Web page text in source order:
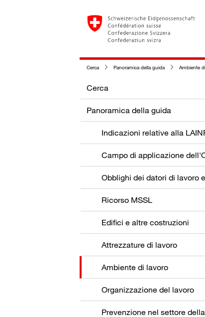
Cerca Panoramica della guida Ambiente
Cerca
Panoramica della guida
Indicazioni relative alla
Campo di applicazione
Ricorso MSSL
Edifici e altre costruzioni
Attrezzature di lavoro
Ambiente di lavoro
Organizzazione del lavoro